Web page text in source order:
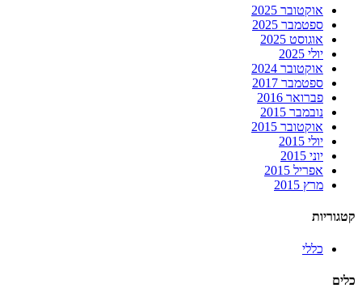
אוקטובר 2025
ספטמבר 2025
אוגוסט 2025
יולי 2025
אוקטובר 2024
ספטמבר 2017
פברואר 2016
נובמבר 2015
אוקטובר 2015
יולי 2015
יוני 2015
אפריל 2015
מרץ 2015
קטגוריות
כללי
כלים